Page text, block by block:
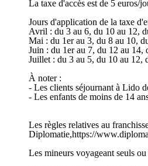
La taxe d'accès est de 5 euros/
Jours d'application de la taxe
Avril : du 3 au 6, du 10 au 12,
Mai : du 1er au 3, du 8 au 10,
Juin : du 1er au 7, du 12 au 14,
Juillet : du 3 au 5, du 10 au 12,
À noter :
- Les clients séjournant à Lido
- Les enfants de moins de 14
Les règles relatives au
Diplomatie,https://
Les mineurs voyageant seuls